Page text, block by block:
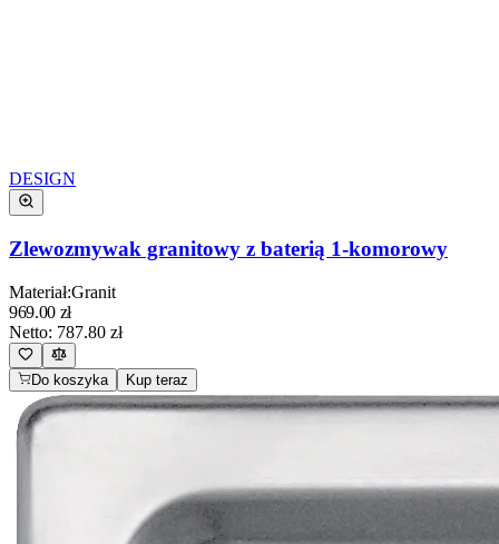
DESIGN
Zlewozmywak granitowy z baterią 1-komorowy
Materiał:Granit
969.00 zł
Netto: 787.80 zł
Do koszyka Kup teraz